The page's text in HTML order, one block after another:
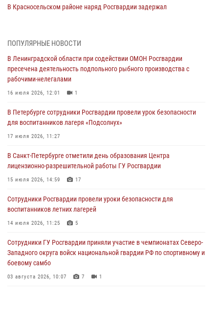
В Красносельском районе наряд Росгвардии задержал
06 августа 2026, 13:39 1
В Центральном районе росгвардейцы оперативно задержали
хулигана, стрелявшего из пускового устройства рядом с жилыми
домами
06 августа 2026, 11:36
Сотрудники и военнослужащие Росгвардии обеспечили
правопорядок при проведении матча "Зенит" - "Балтика"
06 августа 2026, 07:30
В Выборгском районе наряд Росгвардии обнаружил
разыскиваемый преступный автотранспорт
05 августа 2026, 12:25 2
Петербургские росгвардейцы обнаружили объявленный в розыск
автомобиль, ранее использовавшийся при совершении кражи в
Ленобласти
ПОПУЛЯРНЫЕ НОВОСТИ
В Ленинградской области при содействии ОМОН Росгвардии
пресечена деятельность подпольного рыбного производства с
рабочими-нелегалами
16 июля 2026, 12:01 1
В Петербурге сотрудники Росгвардии провели урок безопасности
для воспитанников лагеря «Подсолнух»
17 июля 2026, 11:27
В Санкт-Петербурге отметили день образования Центра
лицензионно-разрешительной работы ГУ Росгвардии
15 июля 2026, 14:59 17
Сотрудники Росгвардии провели уроки безопасности для
воспитанников летних лагерей
14 июля 2026, 11:25 5
Сотрудники ГУ Росгвардии приняли участие в чемпионатах Северо-
Западного округа войск национальной гвардии РФ по спортивному и
боевому самбо
03 августа 2026, 10:07 7 1